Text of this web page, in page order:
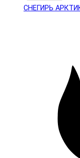
СНЕГИРЬ